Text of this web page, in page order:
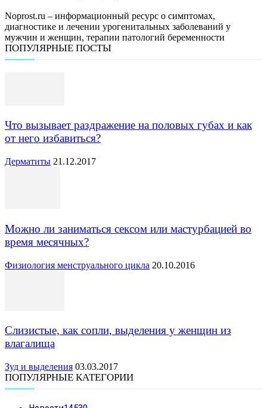
Noprost.ru – информационный ресурс о симптомах,
диагностике и лечении урогенитальных заболеваний у
мужчин и женщин, терапии патологий беременности
ПОПУЛЯРНЫЕ ПОСТЫ
Что вызывает раздражение на половых губах и как
от него избавиться?
Дерматиты 21.12.2017
Можно ли заниматься сексом или мастурбацией во
время месячных?
Физиология менструального цикла 20.10.2016
Слизистые, как сопли, выделения у женщин из
влагалища
Зуд и выделения 03.03.2017
ПОПУЛЯРНЫЕ КАТЕГОРИИ